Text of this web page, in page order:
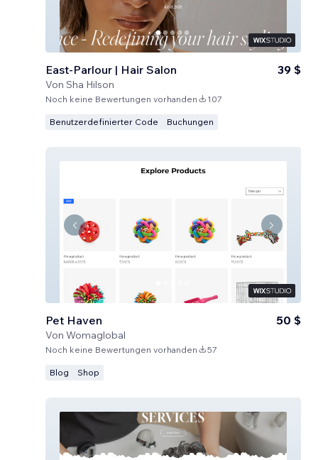
East-Parlour | Hair Salon
Von Sha Hilson
39 $
Noch keine Bewertungen vorhanden 107
Benutzerdefinierter Code Buchungen
Pet Haven
Von Womaglobal
50 $
Noch keine Bewertungen vorhanden 57
Blog Shop